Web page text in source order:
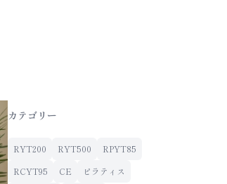
カテゴリー
RYT200 RYT500
RPYT85
RCYT95
CE
ピラティス